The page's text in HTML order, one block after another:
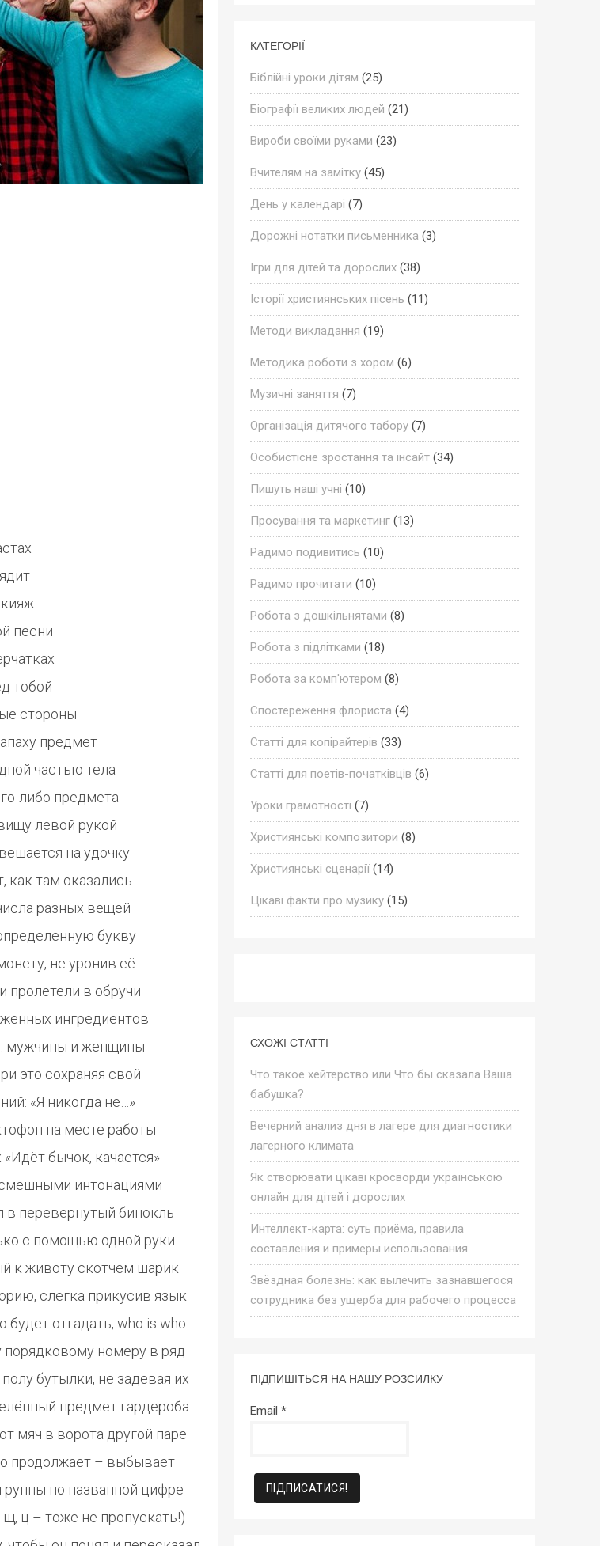
песни
тобой
стороны
предмет
частью тела
либо предмета
левой рукой
на удочку
как там оказались
разных вещей
букву
не уронив её
пролетели в обручи
ингредиентов
мужчины и женщины
это сохраняя свой
«Я никогда не…»
на месте работы
бычок, качается»
интонациями
в перевернутый бинокль
с помощью одной руки
к животу скотчем шарик
слегка прикусив язык
отгадать, who is who
номеру в ряд
бутылки, не задевая их
предмет гардероба
мяч в ворота другой паре
продолжает – выбывает
по названной цифре
ц – тоже не пропускать!)
КАТЕГОРІЇ
Біблійні уроки дітям (25)
Біографії великих людей (21)
Вироби своїми руками (23)
Вчителям на замітку(45)
День у календарі (7)
Дорожні нотатки письменника (3)
Ігри для дітей та дорослих(38)
Історії християнських пісень (11)
Методи викладання (19)
Методика роботи з хором (6)
Музичні заняття (7)
Організація дитячого табору(7)
Особистісне зростання та інсайт(34)
Пишуть наші учні (10)
Просування та маркетинг(13)
Радимо подивитись (10)
Радимо прочитати (10)
Робота з дошкільнятами (8)
Робота з підлітками (18)
Робота за комп'ютером (8)
Спостереження флориста (4)
Статті для копірайтерів (33)
Статті для поетів-початківців (6)
Уроки грамотності (7)
Християнські композитори (8)
Християнські сценарії(14)
Цікаві факти про музику(15)
СХОЖІ СТАТТІ
Что такое хейтерство или Что бы сказала Ваша
бабушка?
Вечерний анализ дня в лагере для диагностики
лагерного климата
Як створювати цікаві кросворди українською
онлайн для дітей і дорослих
Интеллект-карта: суть приёма, правила
составления и примеры использования
Звёздная болезнь: как вылечить зазнавшегося
сотрудника без ущерба для рабочего процесса
ПІДПИШІТЬСЯ НА НАШУ РОЗСИЛКУ
Email *